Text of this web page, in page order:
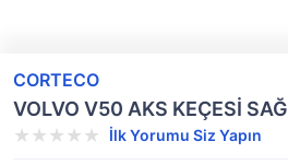
CORTECO
VOLVO V50 AKS KEÇESİ SAĞ
İlk Yorumu Siz Yapın